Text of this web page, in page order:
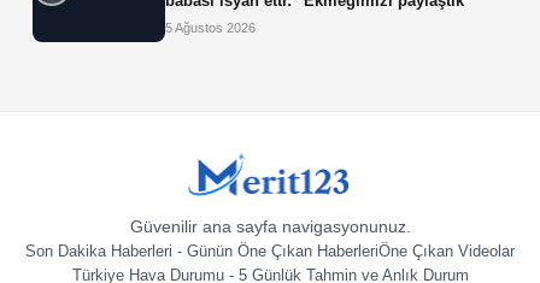
5 Ağustos 2026
Güvenilir ana sayfa navigasyonunuz.
Son Dakika Haberleri - Günün Öne Çıkan HaberleriÖne Çıkan Videolar
Türkiye Hava Durumu - 5 Günlük Tahmin ve Anlık Durum